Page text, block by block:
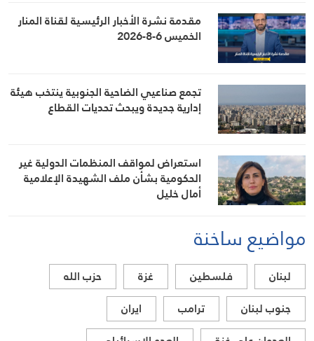
مقدمة نشرة الأخبار الرئيسية لقناة المنار
الخميس 6-8-2026
تجمع صناعيي الضاحية الجنوبية ينتخب هيئة
إدارية جديدة ويبحث تحديات القطاع
استعراض لمواقف المنظمات الدولية غير
الحكومية بشأن ملف الشهيدة الإعلامية
أمال خليل
مواضيع ساخنة
لبنان فلسطين غزة
حزب الله
جنوب لبنان
ترامب
ايران